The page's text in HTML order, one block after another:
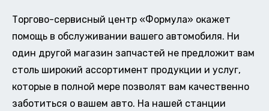
Торгово-сервисный центр «Формула» окажет
помощь в обслуживании вашего автомобиля. Ни
один другой магазин запчастей не предложит вам
столь широкий ассортимент продукции и услуг,
которые в полной мере позволят вам качественно
заботиться о вашем авто. На нашей станции